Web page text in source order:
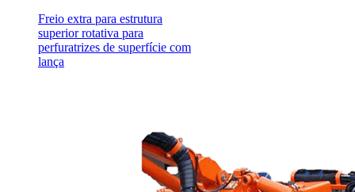
Freio extra para estrutura
superior rotativa para
perfuratrizes de superfície com
lança